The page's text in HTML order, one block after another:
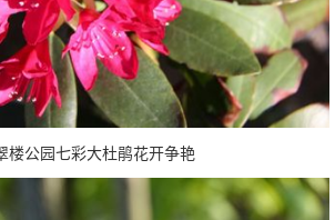
楼公园七彩大杜鹃花开争艳